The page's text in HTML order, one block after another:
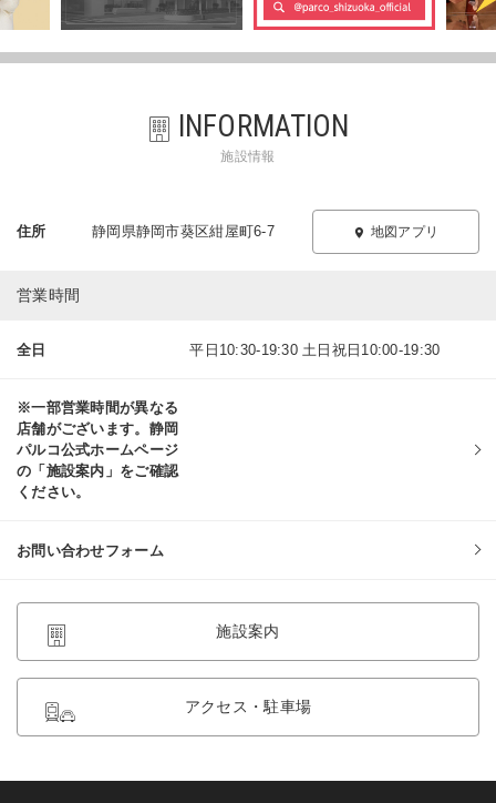
INFORMATION
施設情報
住所 静岡県静岡市葵区紺屋町6-7 地図アプリ
営業時間
全日 平日10:30-19:30 土日祝日10:00-19:30
※一部営業時間が異なる
店舗がございます。静岡
パルコ公式ホームページ
の「施設案内」をご確認
ください。
お問い合わせフォーム
施設案内
アクセス・駐車場